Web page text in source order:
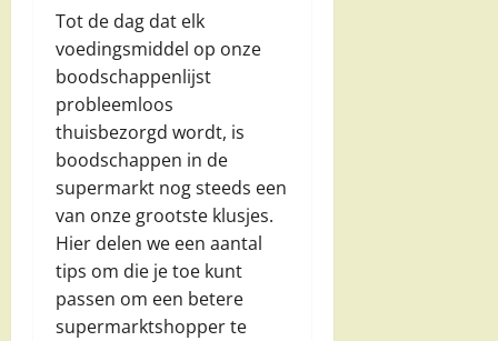
Tot de dag dat elk
voedingsmiddel op onze
boodschappenlijst
probleemloos
thuisbezorgd wordt, is
boodschappen in de
supermarkt nog steeds een
van onze grootste klusjes.
Hier delen we een aantal
tips om die je toe kunt
passen om een betere
supermarktshopper te